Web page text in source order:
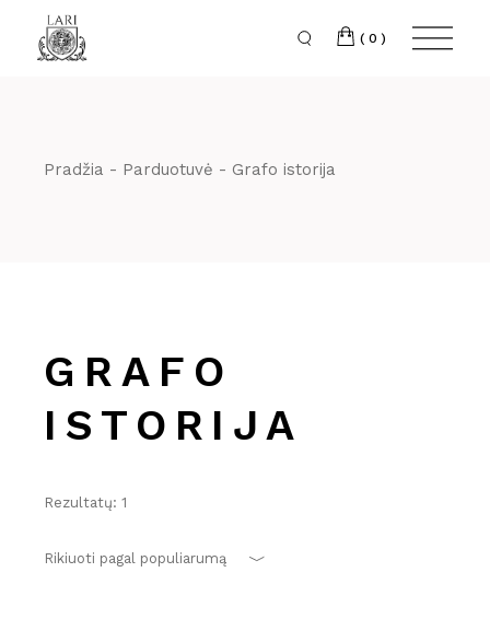
content
(0)
Pradžia Parduotuvė Grafo istorija
GRAFO
ISTORIJA
Rezultatų: 1
Rikiuoti pagal populiarumą